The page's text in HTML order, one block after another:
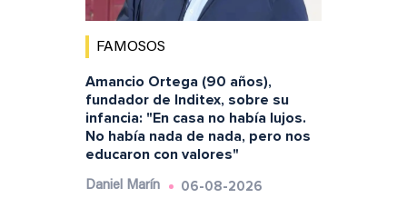
FAMOSOS
Amancio Ortega (90 años),
fundador de Inditex, sobre su
infancia: "En casa no había lujos.
No había nada de nada, pero nos
educaron con valores"
Daniel Marín 06-08-2026